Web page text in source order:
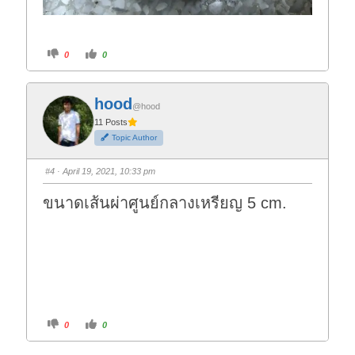
C
i
k
f
o
r
t
h
u
m
d
o
n
.
0
C
i
k
o
r
t
h
u
m
u
p
0
hood @hood
11 Posts
Topic Author
#4 · April 19, 2021, 10:33 pm
ขนาดเส้นผ่าศูนย์กลางเหรียญ 5 cm.
C
i
0
C
i
0